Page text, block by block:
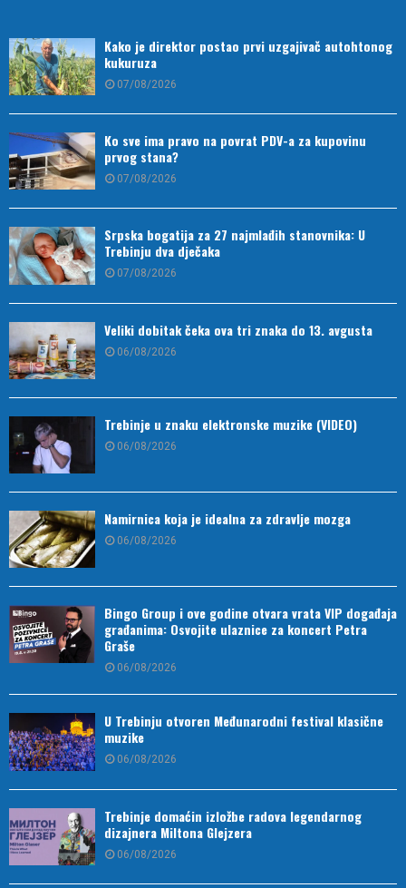
Kako je direktor postao prvi uzgajivač autohtonog
kukuruza
07/08/2026
Ko sve ima pravo na povrat PDV-a za kupovinu
prvog stana?
07/08/2026
Srpska bogatija za 27 najmlađih stanovnika: U
Trebinju dva dječaka
07/08/2026
Veliki dobitak čeka ova tri znaka do 13. avgusta
06/08/2026
Trebinje u znaku elektronske muzike (VIDEO)
06/08/2026
Namirnica koja je idealna za zdravlje mozga
06/08/2026
Bingo Group i ove godine otvara vrata VIP događaja
građanima: Osvojite ulaznice za koncert Petra
Graše
06/08/2026
U Trebinju otvoren Međunarodni festival klasične
muzike
06/08/2026
Trebinje domaćin izložbe radova legendarnog
dizajnera Miltona Glejzera
06/08/2026